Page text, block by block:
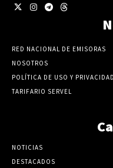
RED NACIONAL DE EMISORAS
NOSOTROS
POLÍTICA DE USO Y PRIVACIDAD
TARIFARIO SERVEL
NOTICIAS
DESTACADOS